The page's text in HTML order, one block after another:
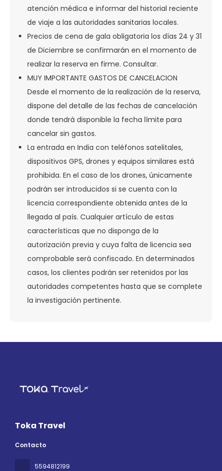
atención médica e informar del historial reciente
de viaje a las autoridades sanitarias locales.
Precios de cena de gala obligatoria los días 24 y 31
de Diciembre se confirmarán en el momento de
realizar la reserva en firme. Consultar.
MUY IMPORTANTE GASTOS DE CANCELACION
Desde el momento de la realización de la reserva,
dispone del detalle de las fechas de cancelación
donde tendrá disponible la fecha límite para
cancelar sin gastos.
La entrada en India con teléfonos satelitales,
dispositivos GPS, drones y equipos similares está
prohibida. En el caso de los drones, únicamente
podrán ser introducidos si se cuenta con la
licencia correspondiente obtenida antes de la
llegada al país. Cualquier artículo de estas
características que no disponga de la
autorización previa y cuya falta de licencia sea
comprobable será confiscado. En determinados
casos, los clientes podrán ser retenidos por las
autoridades competentes hasta que se complete
la investigación pertinente.
Toka Travel
Contacto
5594812199